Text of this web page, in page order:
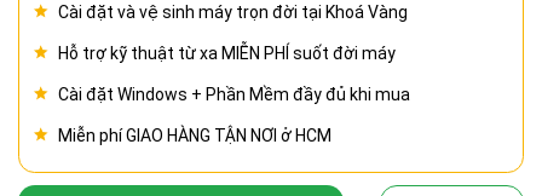
Cài đặt và vệ sinh máy trọn đời tại Khoá Vàng
Hỗ trợ kỹ thuật từ xa MIỄN PHÍ suốt đời máy
Cài đặt Windows + Phần Mềm đầy đủ khi mua
Miễn phí GIAO HÀNG TẬN NƠI ở HCM